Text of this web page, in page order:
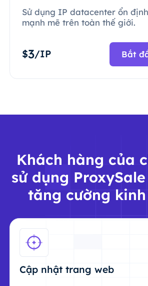
Sử dụng IP datacenter ổn
mạnh mẽ trên toàn thế giới.
$3/IP Bắt
Khách hàng của
sử dụng
tăng cường
Cập nhật trang web